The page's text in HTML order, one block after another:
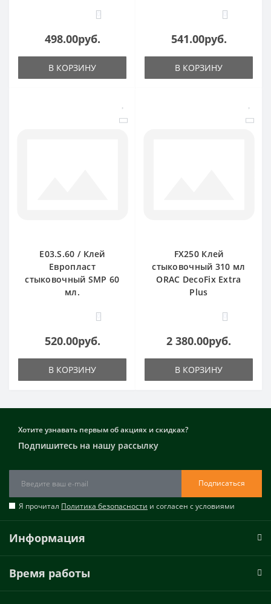
0
498.00руб.
В КОРЗИНУ
0
541.00руб.
В КОРЗИНУ
E03.S.60 / Клей
Европласт
стыковочный SMP 60
мл.
0
520.00руб.
В КОРЗИНУ
FX250 Клей
стыковочный 310 мл
ORAC DecoFix Extra
Plus
0
2 380.00руб.
В КОРЗИНУ
Хотите узнавать первым об акциях и скидках?
Подпишитесь на нашу рассылку
Подписаться
Я прочитал Политика безопасности и согласен с условиями
Информация
Время работы